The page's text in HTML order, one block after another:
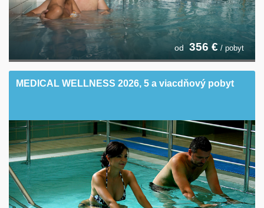
od 356 € / pobyt
MEDICAL WELLNESS 2026, 5 a viacdňový pobyt